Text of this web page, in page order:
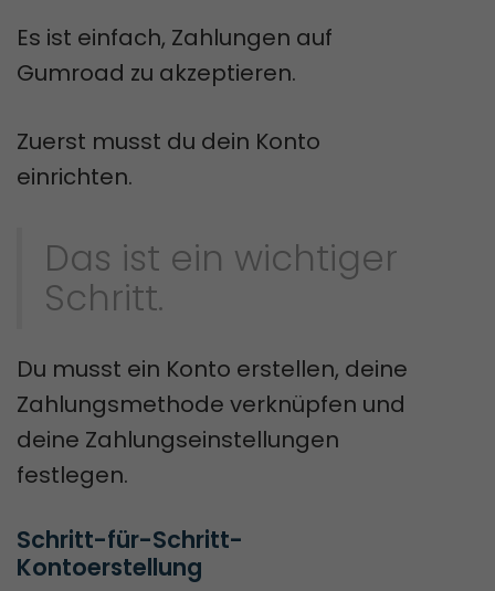
Es ist einfach, Zahlungen auf
Gumroad zu akzeptieren.
Zuerst musst du dein Konto
einrichten.
Das ist ein wichtiger
Schritt.
Du musst ein Konto erstellen, deine
Zahlungsmethode verknüpfen und
deine Zahlungseinstellungen
festlegen.
Schritt-für-Schritt-
Kontoerstellung